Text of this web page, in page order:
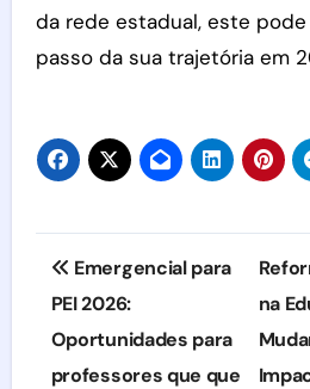
da rede estadual, este
passo da sua trajetória em
Navegação
de
Post
Emergencial para
PEI 2026:
Oportunidades para
professores que que
na